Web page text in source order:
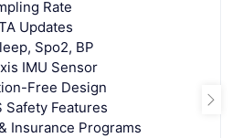
Rate
Updates
Spo2, BP
IMU Sensor
Free Design
Safety Features
Insurance Programs